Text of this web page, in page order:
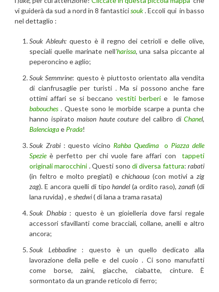
vi guiderà da sud a nord in 8 fantasticisouk. Eccoli qui in basso
nel dettaglio :
Souk Ableuh: questo è il regno dei cetrioli e delle olive,
speciali quelle marinate nell’harissa,una salsa piccante al
peperoncino e aglio;
Souk Semmrine: questo è piuttosto orientato alla vendita
di cianfrusaglie per turisti . Ma si possono anche fare
ottimi affari se si beccano vestiti berberie le famose
babouches . Queste sono le morbide scarpe a punta che
hanno ispirato maison haute couture del calibro di Chanel,
Balenciagae Prada!
Souk Zrabi : questo vicino Rahba Quedimao Piazza delle
Spezieè perfetto per chi vuole fare affari con tappeti
originali marocchini . Questi sono di diversa fattura: rabati
(in feltro e molto pregiati) echichaoua(con motivi azig
zag). E ancora quelli di tipohandel(a ordito raso),zanafi (di
lana ruvida) , eshedwi( di lana a trama rasata)
Souk Dhabia : questo è un gioielleria dove farsi regale
accessori sfavillanti come bracciali, collane, anelli e altro
ancora;
Souk Lebbadine: questo è un quello dedicato alla
lavorazione della pelle e del cuoio . Ci sono manufatti
come borse, zaini, giacche, ciabatte, cinture. È
sormontato da un grande reticolo di ferro;